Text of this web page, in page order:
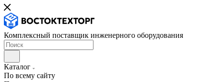
Комплексный поставщик инженерного оборудования
Каталог
По всему сайту